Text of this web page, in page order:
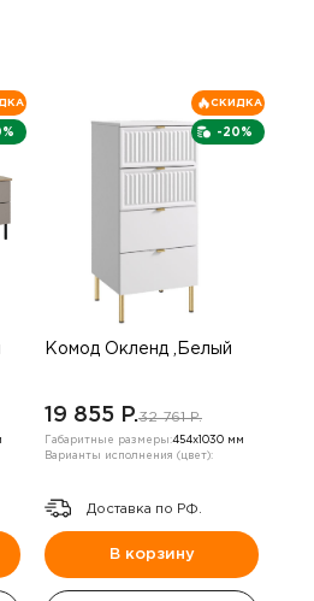
-20%
СКИДКА
Комод Окленд ,Белый
19 855 P.32 761 P.
Габаритные размеры:454х1030 мм
Варианты исполнения (цвет):
Доставка по РФ.
В корзину